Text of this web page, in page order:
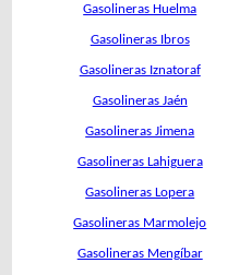
Gasolineras Huelma
Gasolineras Ibros
Gasolineras Iznatoraf
Gasolineras Jaén
Gasolineras Jimena
Gasolineras Lahiguera
Gasolineras Lopera
Gasolineras Marmolejo
Gasolineras Mengíbar